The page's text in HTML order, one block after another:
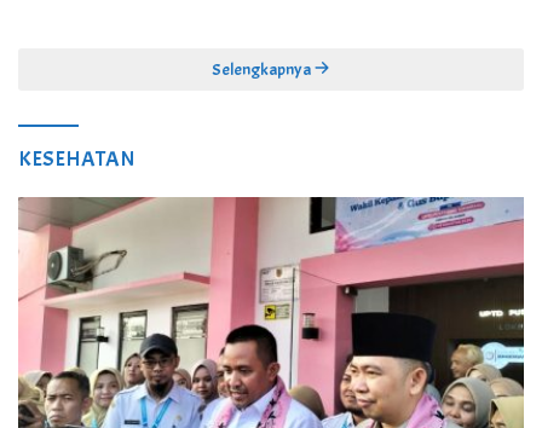
Selengkapnya
KESEHATAN